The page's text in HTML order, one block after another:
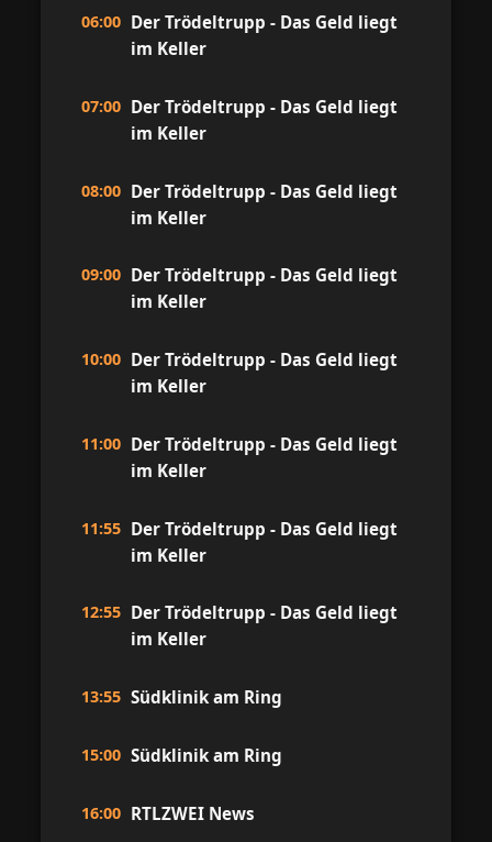
06:00 Der Trödeltrupp - Das Geld liegt
im Keller
07:00 Der Trödeltrupp - Das Geld liegt
im Keller
08:00 Der Trödeltrupp - Das Geld liegt
im Keller
09:00 Der Trödeltrupp - Das Geld liegt
im Keller
10:00 Der Trödeltrupp - Das Geld liegt
im Keller
11:00 Der Trödeltrupp - Das Geld liegt
im Keller
11:55 Der Trödeltrupp - Das Geld liegt
im Keller
12:55 Der Trödeltrupp - Das Geld liegt
im Keller
13:55 Südklinik am Ring
15:00 Südklinik am Ring
16:00 RTLZWEI News